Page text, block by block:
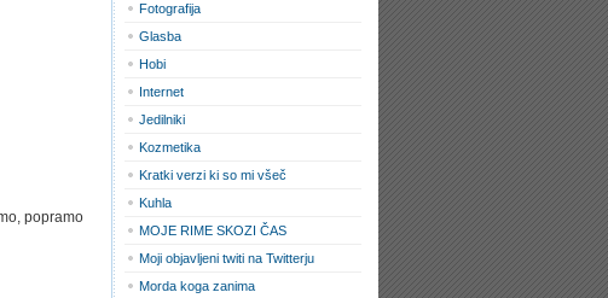
popramo
Fotografija
Glasba
Hobi
Internet
Jedilniki
Kozmetika
Kratki verzi ki so mi všeč
Kuhla
MOJE RIME SKOZI ČAS
Moji objavljeni twiti na Twitterju
Morda koga zanima